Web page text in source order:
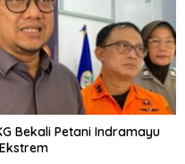
Bekali Petani Indramayu